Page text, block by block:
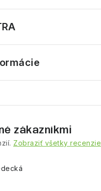
zákazníkmi
Zobraziť všetky recenzie